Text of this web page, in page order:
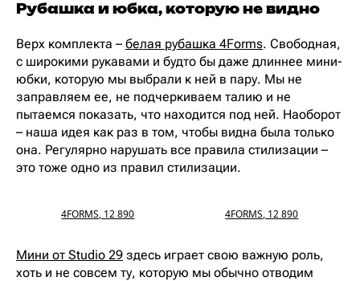
Рубашка и юбка, которую не видно
Верх комплекта – белая рубашка 4Forms. Свободная,
с широкими рукавами и будто бы даже длиннее мини-
юбки, которую мы выбрали к ней в пару. Мы не
заправляем ее, не подчеркиваем талию и не
пытаемся показать, что находится под ней. Наоборот
– наша идея как раз в том, чтобы видна была только
она. Регулярно нарушать все правила стилизации –
это тоже одно из правил стилизации.
4FORMS, 12 890 4FORMS, 12 890
Мини от Studio 29 здесь играет свою важную роль,
хоть и не совсем ту, которую мы обычно отводим